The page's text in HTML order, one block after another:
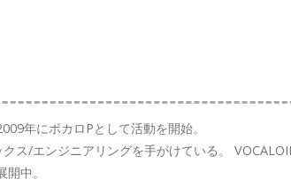
年にボカロPとして活動を開始。
ス/エンジニアリングを手がけている。
中。